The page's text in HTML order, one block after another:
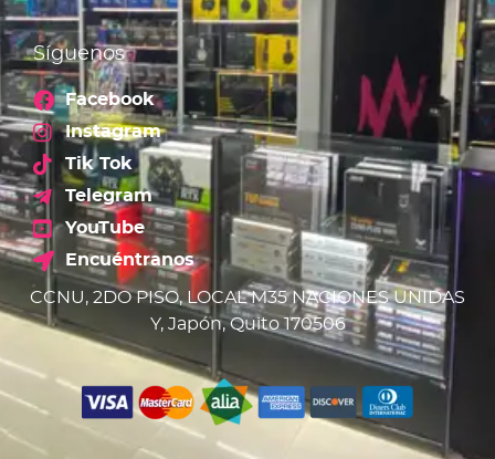
Síguenos
Facebook
Instagram
Tik Tok
Telegram
YouTube
Encuéntranos
CCNU, 2DO PISO, LOCAL M35 NACIONES UNIDAS
Y, Japón, Quito 170506